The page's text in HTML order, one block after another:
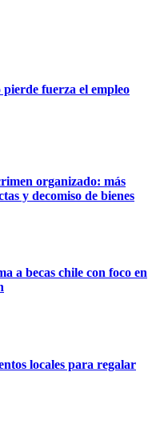
fuerza el empleo
organizado: más
y decomiso de bienes
a becas chile con foco en
locales para regalar